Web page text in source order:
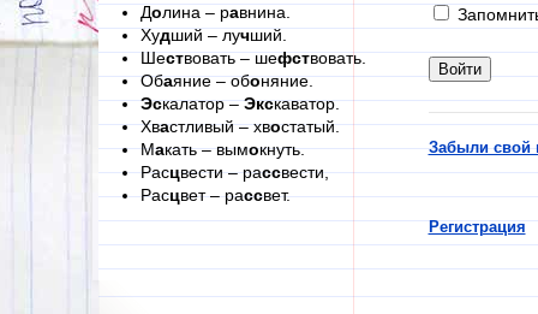
Долина – равнина.
Худший – лучший.
Шествовать – шефствовать.
Обаяние – обоняние.
Эскалатор –Экскаватор.
Хвастливый – хвостатый.
Макать – вымокнуть.
Расцвести – рассвести,
Расцвет – рассвет.
Забыли свой
Регистрация